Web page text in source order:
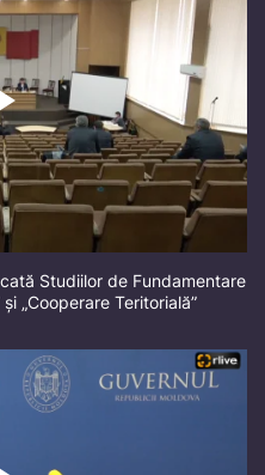
Studiilor de Fundamentare
„Cooperare Teritorială”